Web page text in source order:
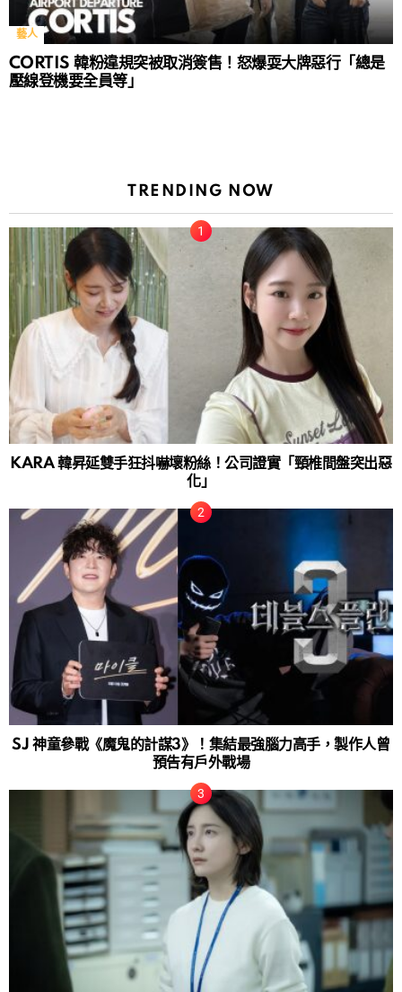
藝人
CORTIS 韓粉違規突被取消簽售！怒爆耍大牌惡行「總是
壓線登機要全員等」
TRENDING NOW
KARA 韓昇延雙手狂抖嚇壞粉絲！公司證實「頸椎間盤突出惡
化」
SJ 神童參戰《魔鬼的計謀3》！集結最強腦力高手，製作人曾
預告有戶外戰場